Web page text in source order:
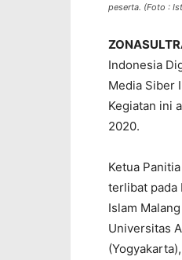
peserta. (Foto :
Indonesia
Media Siber
Kegiatan ini
2020.
Ketua
terlibat pada
Islam
Universitas